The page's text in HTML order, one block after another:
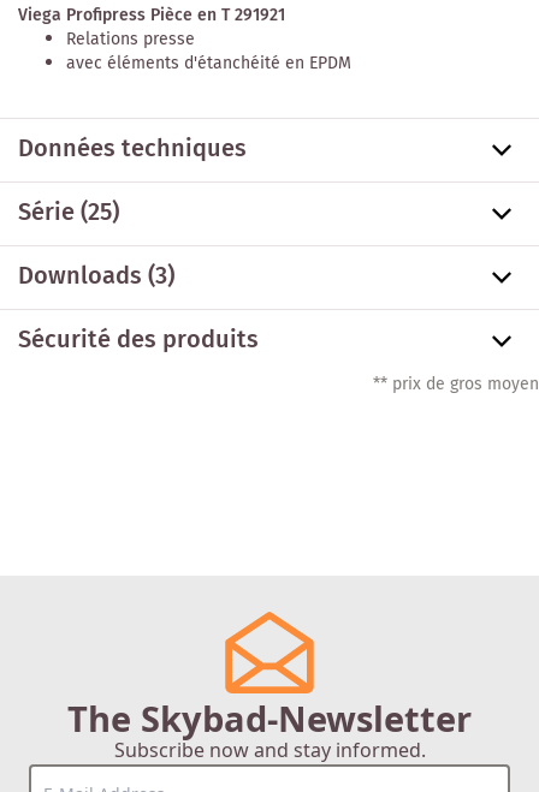
Viega Profipress Pièce en T 291921
Relations presse
avec éléments d'étanchéité en EPDM
Données techniques
Série(25)
Downloads (3)
Sécurité des produits
** prix de gros moyen
The Skybad-Newsletter
Subscribe now and stay informed.